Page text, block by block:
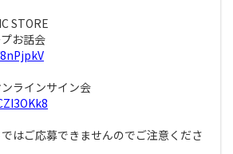
STORE
お話会
ラインサイン会
はご応募できませんのでご注意くださ